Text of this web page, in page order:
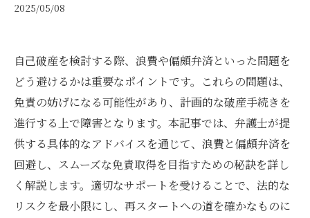
2025/05/08
自己破産を検討する際、浪費や偏頗弁済といった問題を
どう避けるかは重要なポイントです。これらの問題は、
免責の妨げになる可能性があり、計画的な破産手続きを
進行する上で障害となります。本記事では、弁護士が提
供する具体的なアドバイスを通じて、浪費と偏頗弁済を
回避し、スムーズな免責取得を目指すための秘訣を詳し
く解説します。適切なサポートを受けることで、法的な
リスクを最小限にし、再スタートへの道を確かなものに